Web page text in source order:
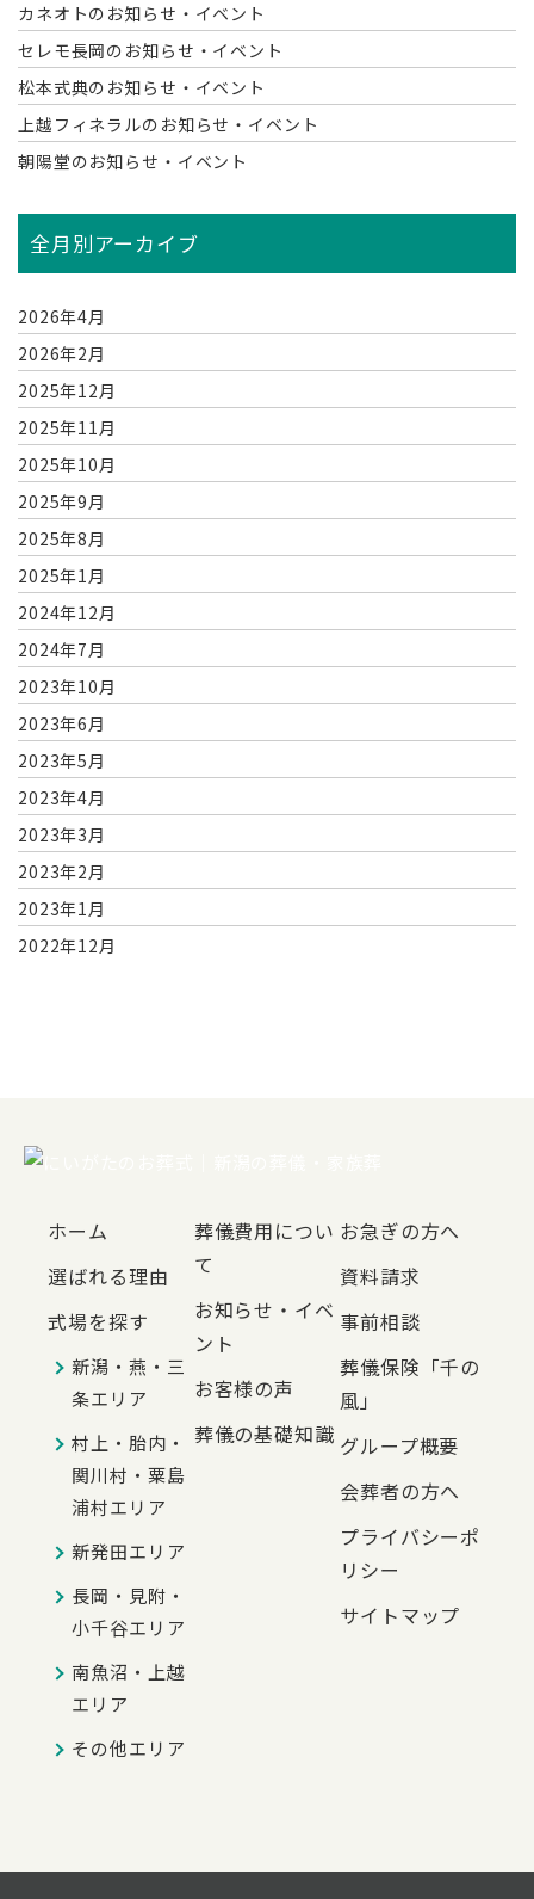
カネオトのお知らせ・イベント
セレモ長岡のお知らせ・イベント
松本式典のお知らせ・イベント
上越フィネラルのお知らせ・イベント
朝陽堂のお知らせ・イベント
全月別アーカイブ
2026年4月
2026年2月
2025年12月
2025年11月
2025年10月
2025年9月
2025年8月
2025年1月
2024年12月
2024年7月
2023年10月
2023年6月
2023年5月
2023年4月
2023年3月
2023年2月
2023年1月
2022年12月
ホーム
選ばれる理由
式場を探す
新潟・燕・三
条エリア
村上・胎内・
関川村・粟島
浦村エリア
新発田エリア
長岡・見附・
小千谷エリア
南魚沼・上越
エリア
その他エリア
葬儀費用につい
て
お知らせ・イベ
ント
お客様の声
葬儀の基礎知識
お急ぎの方へ
資料請求
事前相談
葬儀保険「千の
風」
グループ概要
会葬者の方へ
プライバシーポ
リシー
サイトマップ